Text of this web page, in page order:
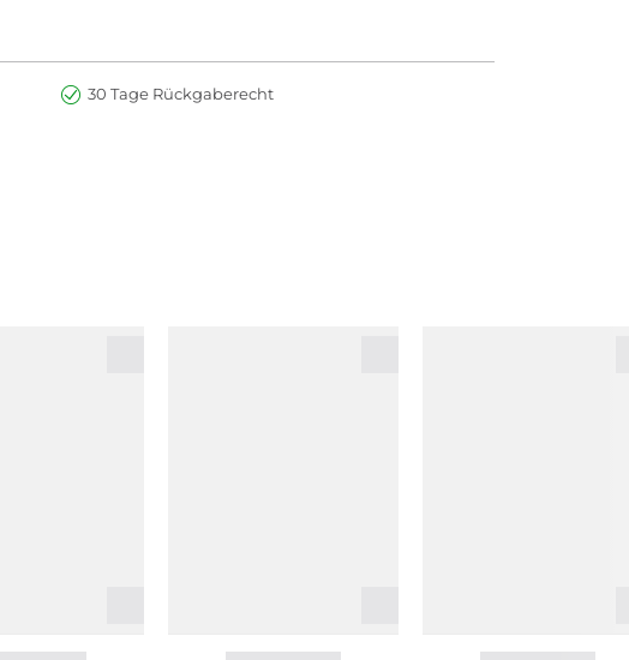
30 Tage Rückgaberecht